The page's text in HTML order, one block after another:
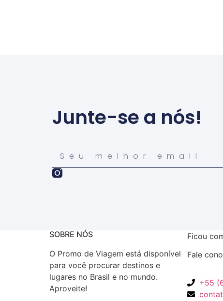
Junte-se a nós!
SOBRE NÓS
O Promo de Viagem está disponível
para você procurar destinos e
lugares no Brasil e no mundo.
Aproveite!
Ficou
Fale
+55